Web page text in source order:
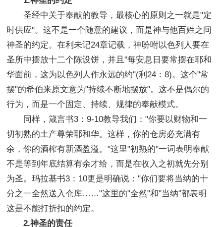
圣经中关于奉献的教导，最核心的原则之一就是"定
时供应"。这不是一个随意的建议，而是神与他百姓之间
神圣的约定。在利未记24章记载，神吩咐以色列人要在
圣所中摆放十二个陈设饼，并且"每安息日要常摆在耶和
华面前，这为以色列人作永远的约"(利24：8)。这个"常
摆"的希伯来原文意为"持续不断地摆放"。这不是偶尔的
行为，而是一个固定、持续、规律的奉献模式。
同样，箴言书3：9-10教导我们："你要以财物和一
切初熟的土产尊荣耶和华。这样，你的仓房必充满有
余，你的酒榨有新酒盈溢。"这里"初熟的"一词表明奉献
不是等到年底结算有余才给，而是在收入之初就先分别
为圣。玛拉基书3：10更是明确说："你们要将当纳的十
分之一全然送入仓库……"这里的"全然"和"当纳"都表明
这是不能打折扣的约定。
2.神圣的责任